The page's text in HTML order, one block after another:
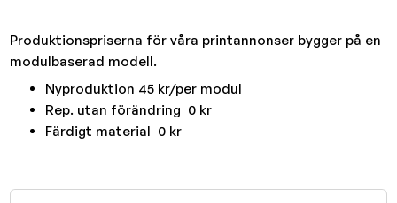
Produktionspriserna för våra printannonser bygger på en
modulbaserad modell.
Nyproduktion 45 kr/per modul
Rep. utan förändring 0 kr
Färdigt material 0 kr